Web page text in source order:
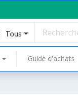
Tous
Guide d'achats